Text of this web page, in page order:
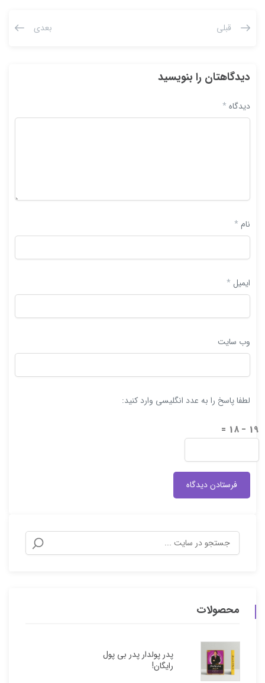
قبلی بعدی
دیدگاهتان را بنویسید
دیدگاه *
نام *
ایمیل *
وب‌ سایت
لطفا پاسخ را به عدد انگلیسی وارد کنید:
19 − 18 =
محصولات
پدر پولدار پدر بی پول
رایگان!